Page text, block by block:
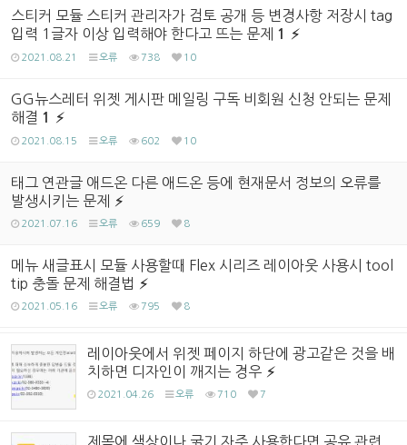
스티커 모듈 스티커 관리자가 검토 공개 등 변경사항 저장시 tag
입력 1글자 이상 입력해야 한다고 뜨는 문제
1
2021.08.21 오류 738 10
GG뉴스레터 위젯 게시판 메일링 구독 비회원 신청 안되는 문제
해결 1
2021.08.15 오류 602 10
태그 연관글 애드온 다른 애드온 등에 현재문서 정보의 오류를
발생시키는 문제
2021.07.16 오류 659 8
메뉴 새글표시 모듈 사용할때 Flex 시리즈 레이아웃 사용시 tool
tip 충돌 문제 해결법
2021.05.16 오류 795 8
레이아웃에서 위젯 페이지 하단에 광고같은 것을 배
치하면 디자인이 깨지는 경우
2021.04.26 오류 710 7
제목에 색상이나 굵기 자주 사용한다면 공유 관련